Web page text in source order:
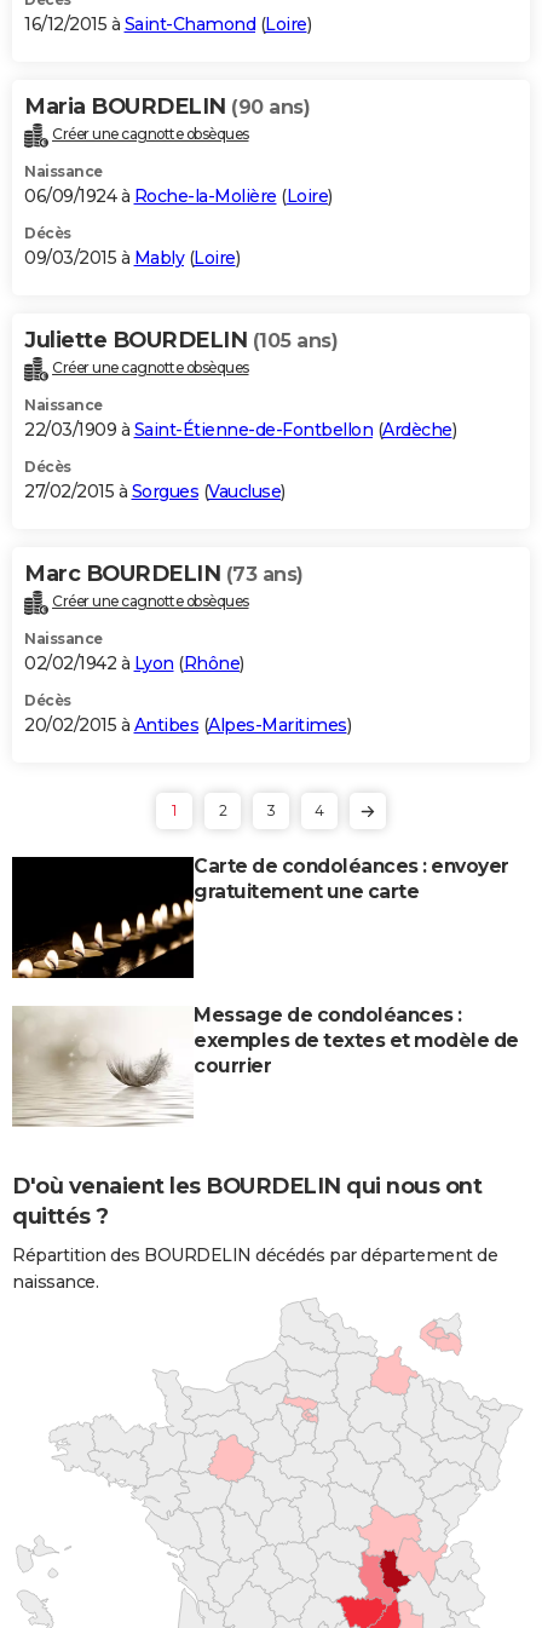
16/12/2015 à Saint-Chamond (Loire)
Maria BOURDELIN (90 ans)
Créer une cagnotte obsèques
Naissance
06/09/1924 à Roche-la-Molière (Loire)
Décès
09/03/2015 à Mably(Loire)
Juliette BOURDELIN (105 ans)
Créer une cagnotte obsèques
Naissance
22/03/1909 à Saint-Étienne-de-Fontbellon (Ardèche)
Décès
27/02/2015 à Sorgues (Vaucluse)
Marc BOURDELIN (73 ans)
Créer une cagnotte obsèques
Naissance
02/02/1942 à Lyon (Rhône)
Décès
20/02/2015 à Antibes (Alpes-Maritimes)
1 2 3 4
Carte de condoléances : envoyer
gratuitement une carte
Message de condoléances :
exemples de textes et modèle de
courrier
D'où venaient les BOURDELIN qui nous ont
quittés ?
Répartition des BOURDELIN décédés par département de
naissance.